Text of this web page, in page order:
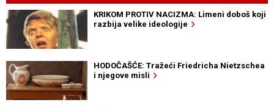
KRIKOM PROTIV NACIZMA: Limeni doboš koji
razbija velike ideologije
HODOČAŠĆE: Tražeći Friedricha Nietzschea
i njegove misli